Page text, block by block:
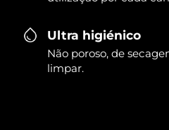
Ultra higiénico
Não poroso, de
limpar.